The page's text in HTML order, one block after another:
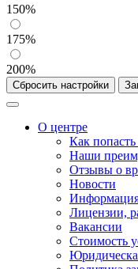
150%
175%
200%
Сбросить настройки
О центре
Как
Наши
Отзывы о
Новости
Лицензии,
Вакансии
Стоимость